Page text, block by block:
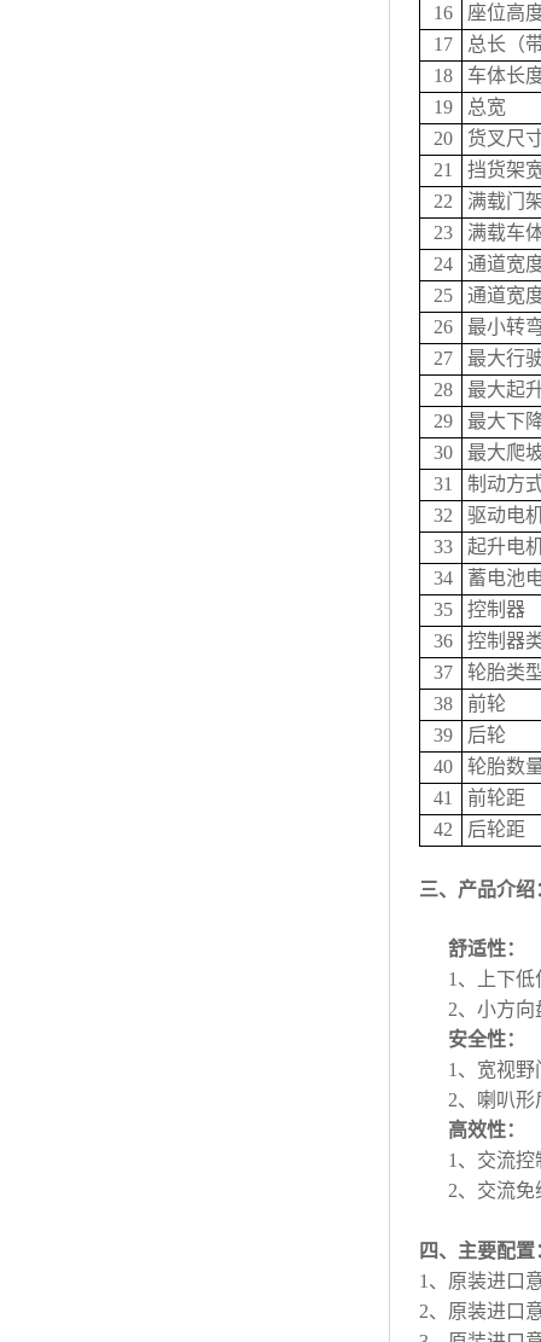
16
座位高
17
总长（
18
车体长
19
总宽
20
货叉尺
21
挡货架
22
满载门
23
满载车
24
通道宽
25
通道宽
26
最小转
27
最大行
28
最大起
29
最大下
30
最大爬
31
制动方
32
驱动电
33
起升电
34
蓄电池
35
控制器
36
控制器
37
轮胎类
38
前轮
39
后轮
40
轮胎数
41
前轮距
42
后轮距
三、产品介绍
舒适性：
1、上下
2、小方
安全性：
1、宽视
2、喇叭
高效性：
1、交流
2、交流
四、主要配置
1、原装进口
2、原装进口